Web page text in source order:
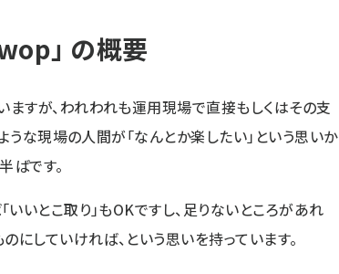
」 の概要
ますが、われわれも運用現場で直接もしくはその支
な現場の人間が「なんとか楽したい」という思いか
ばです。
いとこ取り」もOKですし、足りないところがあれ
にしていければ、という思いを持っています。